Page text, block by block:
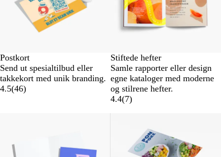
Postkort
Send ut spesialtilbud eller
takkekort med unik branding.
4.5(46)
Stiftede hefter
Samle rapporter eller design
egne kataloger med moderne
og stilrene hefter.
4.4(7)